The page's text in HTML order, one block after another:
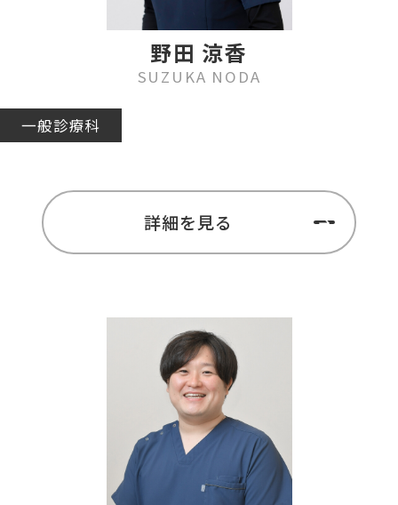
野田 涼香
SUZUKA NODA
一般診療科
詳細を見る